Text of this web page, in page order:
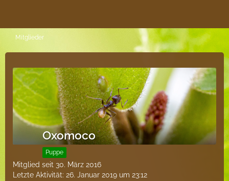
Mitglieder
Oxomoco
Puppe
Mitglied seit 30. März 2016
Letzte Aktivität: 26. Januar 2019 um 23:12